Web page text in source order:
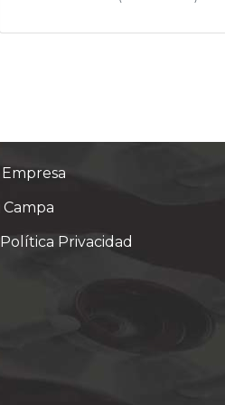
Empresa
Campa
Política Privacidad